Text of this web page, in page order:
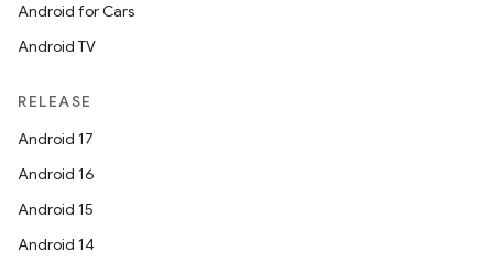
Android for Cars
Android TV
RELEASE
Android 17
Android 16
Android 15
Android 14